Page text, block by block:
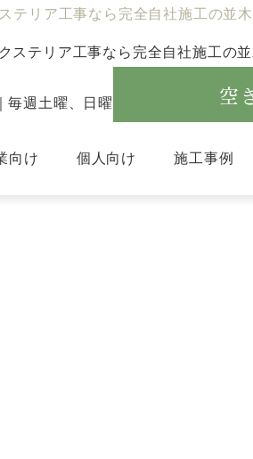
テリア工事なら完全自社施工の並
週土曜、日曜 空
向け 個人向け 施工事例